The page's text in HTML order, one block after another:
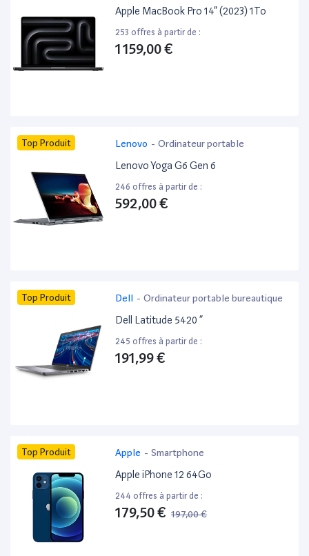
Apple MacBook Pro 14” (2023) 1To
253 offres à partir de :
1 159,00 €
Top Produit Lenovo - Ordinateur portable
Lenovo Yoga G6 Gen 6
246 offres à partir de :
592,00 €
Top Produit Dell - Ordinateur portable bureautique
Dell Latitude 5420 ”
245 offres à partir de :
191,99 €
Top Produit Apple - Smartphone
Apple iPhone 12 64Go
244 offres à partir de :
179,50 € 197,00 €